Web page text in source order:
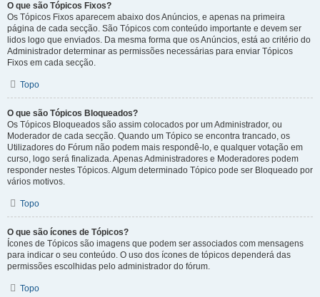
O que são Tópicos Fixos?
Os Tópicos Fixos aparecem abaixo dos Anúncios, e apenas na primeira
página de cada secção. São Tópicos com conteúdo importante e devem ser
lidos logo que enviados. Da mesma forma que os Anúncios, está ao critério do
Administrador determinar as permissões necessárias para enviar Tópicos
Fixos em cada secção.
Topo
O que são Tópicos Bloqueados?
Os Tópicos Bloqueados são assim colocados por um Administrador, ou
Moderador de cada secção. Quando um Tópico se encontra trancado, os
Utilizadores do Fórum não podem mais respondê-lo, e qualquer votação em
curso, logo será finalizada. Apenas Administradores e Moderadores podem
responder nestes Tópicos. Algum determinado Tópico pode ser Bloqueado por
vários motivos.
Topo
O que são ícones de Tópicos?
Ícones de Tópicos são imagens que podem ser associados com mensagens
para indicar o seu conteúdo. O uso dos ícones de tópicos dependerá das
permissões escolhidas pelo administrador do fórum.
Topo